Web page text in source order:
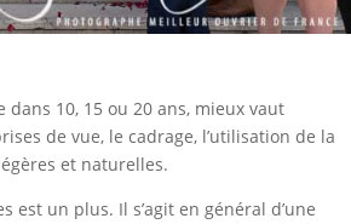
10, 15 ou 20 ans, mieux vaut
de vue, le cadrage, l’utilisation de la
et naturelles.
un plus. Il s’agit en général d’une